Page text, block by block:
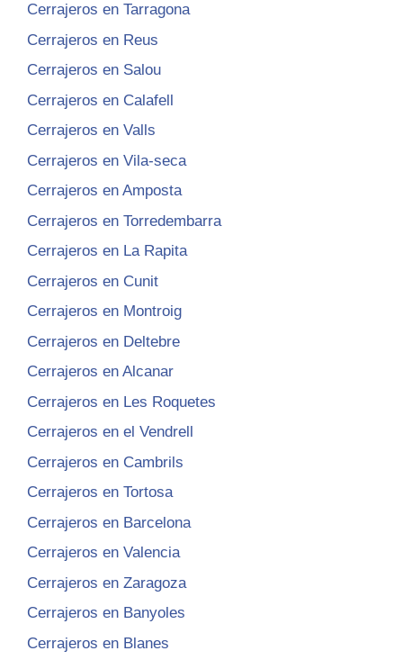
Cerrajeros en Tarragona
Cerrajeros en Reus
Cerrajeros en Salou
Cerrajeros en Calafell
Cerrajeros en Valls
Cerrajeros en Vila-seca
Cerrajeros en Amposta
Cerrajeros en Torredembarra
Cerrajeros en La Rapita
Cerrajeros en Cunit
Cerrajeros en Montroig
Cerrajeros en Deltebre
Cerrajeros en Alcanar
Cerrajeros en Les Roquetes
Cerrajeros en el Vendrell
Cerrajeros en Cambrils
Cerrajeros en Tortosa
Cerrajeros en Barcelona
Cerrajeros en Valencia
Cerrajeros en Zaragoza
Cerrajeros en Banyoles
Cerrajeros en Blanes